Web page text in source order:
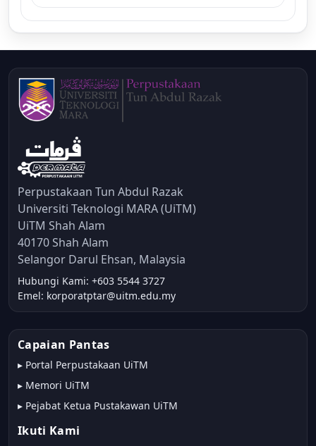
Perpustakaan Tun Abdul Razak
Universiti Teknologi MARA (UiTM)
UiTM Shah Alam
40170 Shah Alam
Selangor Darul Ehsan, Malaysia
Hubungi Kami: +603 5544 3727
Emel: korporatptar@uitm.edu.my
Capaian Pantas
▸ Portal Perpustakaan UiTM
▸ Memori UiTM
▸ Pejabat Ketua Pustakawan UiTM
Ikuti Kami